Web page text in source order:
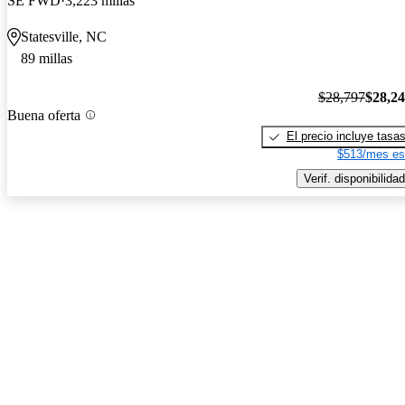
Statesville, NC
89 millas
Buena oferta
$28,797
El precio incluye tasas
$513/mes
Verif. disponibilidad